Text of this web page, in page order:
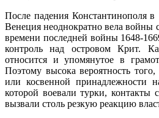
После падения Константинополя
Венеция неоднократно вела
времени последней войны 1648-
контроль над островом Крит.
относится и упомянутое в
Поэтому высока вероятность
или косвенной принадлежности
которой воевали турки,
вызвали столь резкую реакцию